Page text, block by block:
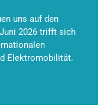
uns auf den
2026 trifft sich
Elektromobilität.